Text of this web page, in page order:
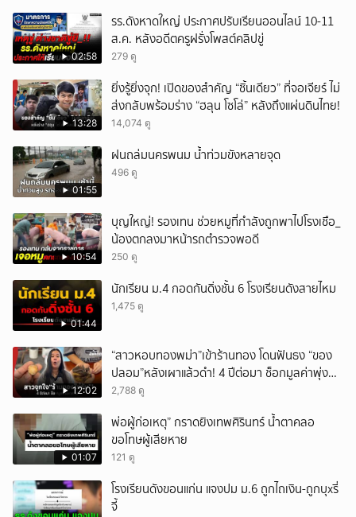
02:58
รร.ดังหาดใหญ่ ประกาศปรับเรียนออนไลน์ 10-11
ส.ค. หลังอดีตครูฝรั่งโพสต์คลิปขู่
279 ดู
13:28
ยิ่งรู้ยิ่งจุก! เปิดของสำคัญ “ชิ้นเดียว” ที่จอเจียร์ ไม่
ส่งกลับพร้อมร่าง “ฮลุน โซโล่” หลังถึงแผ่นดินไทย!
14,074 ดู
01:55
ฝนถล่มนครพนม น้ำท่วมขังหลายจุด
496 ดู
10:54
บุญใหญ่! รองเทน ช่วยหมูที่กำลังถูกพาไปโรงเชือ_
น้องตกลงมาหน้ารถตำรวจพอดี
250 ดู
01:44
นักเรียน ม.4 กอดกันดิ่งชั้น 6 โรงเรียนดังสายไหม
1,475 ดู
12:02
“สาวหอบทองพม่า”เข้าร้านทอง โดนฟันธง “ของ
ปลอม”หลังเผาแล้วดำ! 4 ปีต่อมา ช็อกมูลค่าพุ่ง
มหาศาล!
2,788 ดู
01:07
พ่อผู้ก่อเหตุ” กราดยิงเทพศิรินทร์ น้ำตาคลอ
ขอโทษผู้เสียหาย
121 ดู
โรงเรียนดังขอนแก่น แจงปม ม.6 ถูกไถเงิน-ถูกบุxรี่
จี้